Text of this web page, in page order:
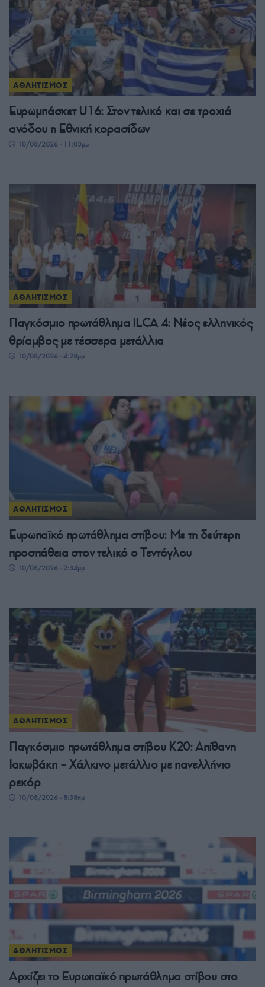
ΑΘΛΗΤΙΣΜΟΣ
Ευρωμπάσκετ U16: Στον τελικό και σε τροχιά
ανόδου η Εθνική κορασίδων
10/08/2026 - 11:03μμ
ΑΘΛΗΤΙΣΜΟΣ
Παγκόσμιο πρωτάθλημα ILCA 4: Νέος ελληνικός
θρίαμβος με τέσσερα μετάλλια
10/08/2026 - 4:28μμ
ΑΘΛΗΤΙΣΜΟΣ
Ευρωπαϊκό πρωτάθλημα στίβου: Με τη δεύτερη
προσπάθεια στον τελικό ο Τεντόγλου
10/08/2026 - 2:34μμ
ΑΘΛΗΤΙΣΜΟΣ
Παγκόσμιο πρωτάθλημα στίβου Κ20: Απίθανη
Ιακωβάκη – Χάλκινο μετάλλιο με πανελλήνιο
ρεκόρ
10/08/2026 - 8:38πμ
ΑΘΛΗΤΙΣΜΟΣ
Αρχίζει το Ευρωπαϊκό πρωτάθλημα στίβου στο